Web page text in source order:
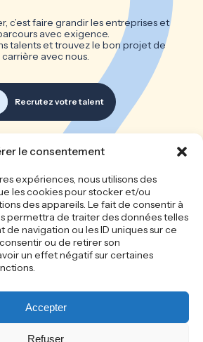
le consentement
expériences, nous utilisons des
les cookies pour stocker et/ou
des appareils. Le fait de consentir à
permettra de traiter des données telles
navigation ou les ID uniques sur ce
ou de retirer son
un effet négatif sur certaines
Accepter
Refuser
c’est faire grandir les entreprises et
avec exigence.
talents et trouvez le bon projet de
carrière avec nous.
Recrutez votre talent
équipes font les
entreprises
Le cabinet
Nos offres d’emploi
Mentions légales
Politique de cookie